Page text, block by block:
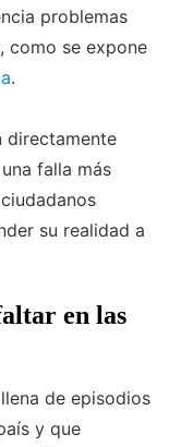
problemas
como se expone
.
directamente
falla más
su realidad a
en las
de episodios
y que